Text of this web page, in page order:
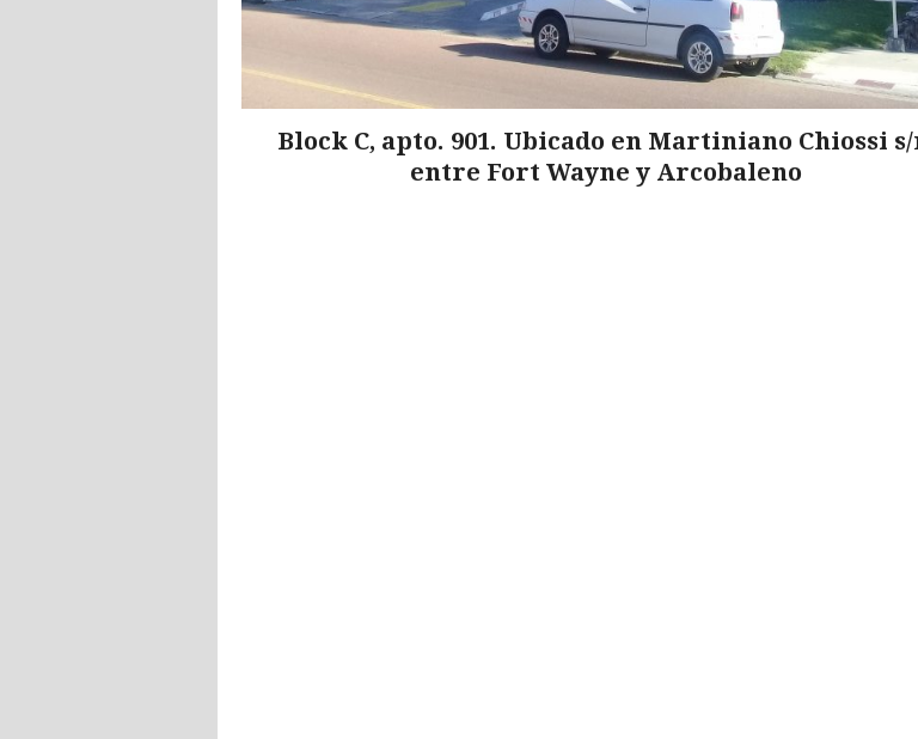
Block C, apto. 901. Ubicado en Martiniano Chiossi
entre Fort Wayne y Arcobaleno